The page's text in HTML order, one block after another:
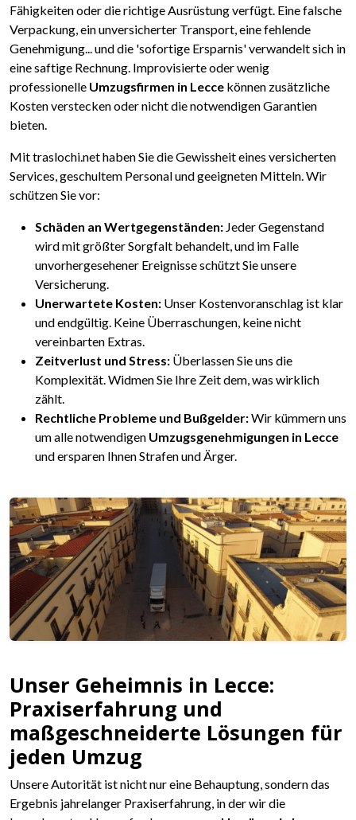
Fähigkeiten oder die richtige Ausrüstung verfügt. Eine falsche
Verpackung, ein unversicherter Transport, eine fehlende
Genehmigung... und die 'sofortige Ersparnis' verwandelt sich in
eine saftige Rechnung. Improvisierte oder wenig
professionelle Umzugsfirmen in Lecce können zusätzliche
Kosten verstecken oder nicht die notwendigen Garantien
bieten.
Mit traslochi.net haben Sie die Gewissheit eines versicherten
Services, geschultem Personal und geeigneten Mitteln. Wir
schützen Sie vor:
Schäden an Wertgegenständen: Jeder Gegenstand
wird mit größter Sorgfalt behandelt, und im Falle
unvorhergesehener Ereignisse schützt Sie unsere
Versicherung.
Unerwartete Kosten: Unser Kostenvoranschlag ist klar
und endgültig. Keine Überraschungen, keine nicht
vereinbarten Extras.
Zeitverlust und Stress: Überlassen Sie uns die
Komplexität. Widmen Sie Ihre Zeit dem, was wirklich
zählt.
Rechtliche Probleme und Bußgelder:Wir kümmern uns
um alle notwendigen Umzugsgenehmigungen in Lecce
und ersparen Ihnen Strafen und Ärger.
Unser Geheimnis in Lecce:
Praxiserfahrung und
maßgeschneiderte Lösungen für
jeden Umzug
Unsere Autorität ist nicht nur eine Behauptung, sondern das
Ergebnis jahrelanger Praxiserfahrung, in der wir die